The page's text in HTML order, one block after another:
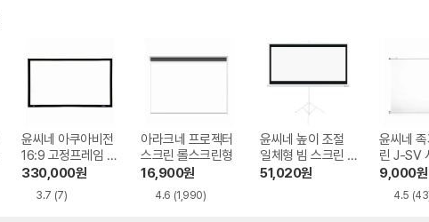
윤씨네 아쿠아비전
16:9 고정프레임 스
크린 SA-FH 시리
즈 시네비젼원단
330,000원
3.7 (7)
아라크네 프로젝터
스크린 롤스크린형
16,900원
4.6 (1,990)
윤씨네 높이 조절
일체형 빔 스크린 S
-SH 시리즈
51,020원
윤씨네
린 J-SV
9,000원
4.5